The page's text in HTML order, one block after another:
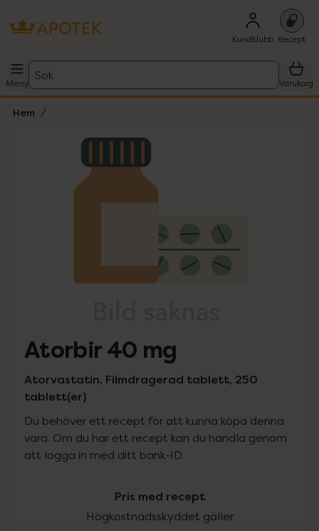
Kundklubb Recept
Meny
Sök
Varukorg
Hem
Lista: . Innehåller 1 objekt.
Atorbir 40 mg
Atorvastatin, Filmdragerad tablett, 250
tablett(er)
Du behöver ett recept för att kunna köpa denna
vara. Om du har ett recept kan du handla genom
att logga in med ditt bank-ID.
Pris med recept
Högkostnadsskyddet gäller